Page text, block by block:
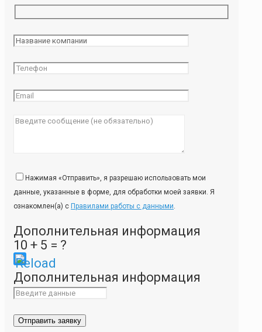
Нажимая «Отправить», я разрешаю использовать мои
данные, указанные в форме, для обработки моей заявки. Я
ознакомлен(а) с Правилами работы с данными.
Дополнительная информация
10 + 5 = ?
Please
enter
characters
Дополнительная информация